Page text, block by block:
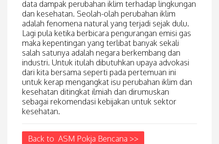
data dampak perubahan iklim terhadap lingkungan
dan kesehatan. Seolah-olah perubahan iklim
adalah fenomena natural yang terjadi sejak dulu.
Lagi pula ketika berbicara pengurangan emisi gas
maka kepentingan yang terlibat banyak sekali
salah satunya adalah negara berkembang dan
industri. Untuk itulah dibutuhkan upaya advokasi
dari kita bersama seperti pada pertemuan ini
untuk kerap mengangkat isu perubahan iklim dan
kesehatan ditingkat ilmiah dan dirumuskan
sebagai rekomendasi kebijakan untuk sektor
kesehatan.
Back to ASM Pokja Bencana >>